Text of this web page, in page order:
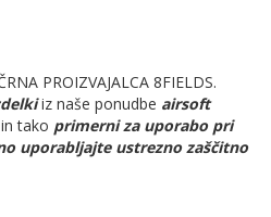
PROIZVAJALCA 8FIELDS.
iz naše ponudbe airsoft
tako primerni za uporabo pri
uporabljajte ustrezno zaščitno